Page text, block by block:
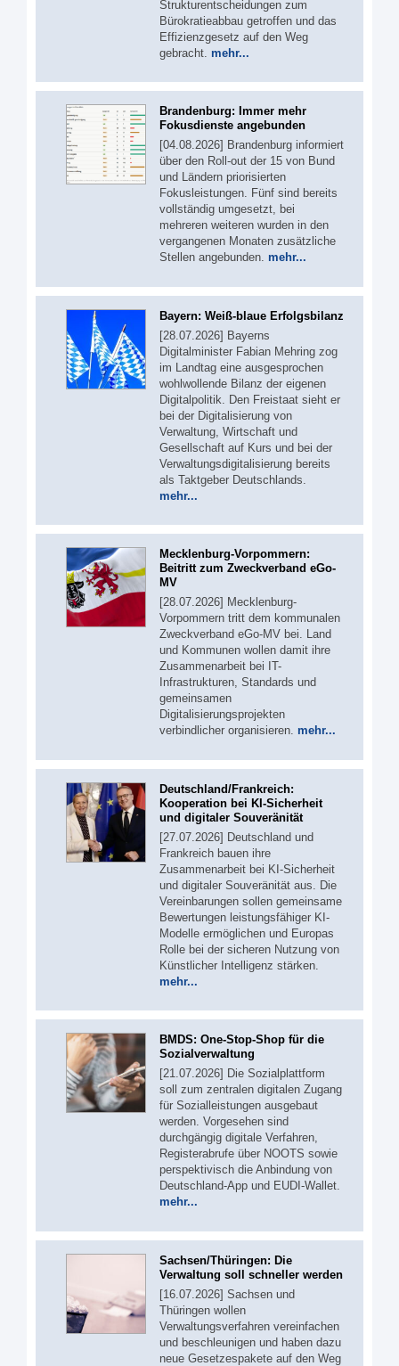
Strukturentscheidungen zum
Bürokratieabbau getroffen und das
Effizienzgesetz auf den Weg
gebracht. mehr...
Brandenburg: Immer mehr
Fokusdienste angebunden
[04.08.2026] Brandenburg informiert
über den Roll-out der 15 von Bund
und Ländern priorisierten
Fokusleistungen. Fünf sind bereits
vollständig umgesetzt, bei
mehreren weiteren wurden in den
vergangenen Monaten zusätzliche
Stellen angebunden. mehr...
Bayern: Weiß-blaue Erfolgsbilanz
[28.07.2026] Bayerns
Digitalminister Fabian Mehring zog
im Landtag eine ausgesprochen
wohlwollende Bilanz der eigenen
Digitalpolitik. Den Freistaat sieht er
bei der Digitalisierung von
Verwaltung, Wirtschaft und
Gesellschaft auf Kurs und bei der
Verwaltungsdigitalisierung bereits
als Taktgeber Deutschlands.
mehr...
Mecklenburg-Vorpommern:
Beitritt zum Zweckverband eGo-
MV
[28.07.2026] Mecklenburg-
Vorpommern tritt dem kommunalen
Zweckverband eGo-MV bei. Land
und Kommunen wollen damit ihre
Zusammenarbeit bei IT-
Infrastrukturen, Standards und
gemeinsamen
Digitalisierungsprojekten
verbindlicher organisieren. mehr...
Deutschland/Frankreich:
Kooperation bei KI-Sicherheit
und digitaler Souveränität
[27.07.2026] Deutschland und
Frankreich bauen ihre
Zusammenarbeit bei KI-Sicherheit
und digitaler Souveränität aus. Die
Vereinbarungen sollen gemeinsame
Bewertungen leistungsfähiger KI-
Modelle ermöglichen und Europas
Rolle bei der sicheren Nutzung von
Künstlicher Intelligenz stärken.
mehr...
BMDS: One-Stop-Shop für die
Sozialverwaltung
[21.07.2026] Die Sozialplattform
soll zum zentralen digitalen Zugang
für Sozialleistungen ausgebaut
werden. Vorgesehen sind
durchgängig digitale Verfahren,
Registerabrufe über NOOTS sowie
perspektivisch die Anbindung von
Deutschland-App und EUDI-Wallet.
mehr...
Sachsen/Thüringen: Die
Verwaltung soll schneller werden
[16.07.2026] Sachsen und
Thüringen wollen
Verwaltungsverfahren vereinfachen
und beschleunigen und haben dazu
neue Gesetzespakete auf den Weg